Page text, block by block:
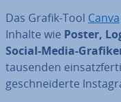
Das Grafik-Tool Canva
Inhalte wie Poster,
Social-Media-
tausenden
ge­schnei­der­te